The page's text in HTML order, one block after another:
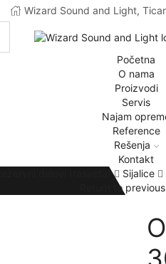
Wizard Sound and Light,
Početna
O nama
Proizvodi
Servis
Najam
Reference
Rešenja
Kontakt
Rezervni delovi (rasveta) Sijalice
Return to